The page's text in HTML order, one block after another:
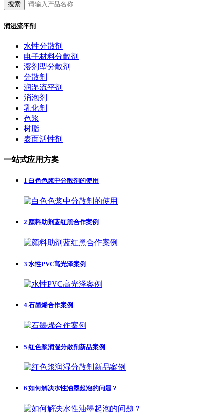
搜索
润湿流平剂
水性分散剂
电子材料分散剂
溶剂型分散剂
分散剂
润湿流平剂
消泡剂
乳化剂
色浆
树脂
表面活性剂
一站式应用方案
1 白色色浆中分散剂的使用
2 颜料助剂蓝红黑合作案例
3 水性PVC高光泽案例
4 石墨烯合作案例
5 红色浆润湿分散剂新品案例
6 如何解决水性油墨起泡的问题？